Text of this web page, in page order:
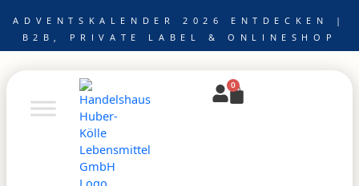
Inhalt
springen
ADVENTSKALENDER 2026 ENTDECKEN |
B2B, PRIVATE LABEL & ONLINESHOP
0
Warenkorb